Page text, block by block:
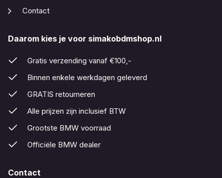
Contact
Daarom kies je voor simakobdmshop.nl
Gratis verzending vanaf €100,-
Binnen enkele werkdagen geleverd
GRATIS retourneren
Alle prijzen zijn inclusief BTW
Grootste BMW voorraad
Officiële BMW dealer
Contact